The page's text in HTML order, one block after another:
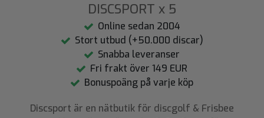
DISCSPORT x 5
Online sedan 2004
Stort utbud (+50.000 discar)
Snabba leveranser
Fri frakt över 149 EUR
Bonuspoäng på varje köp
Discsport är en nätbutik för discgolf & Frisbee